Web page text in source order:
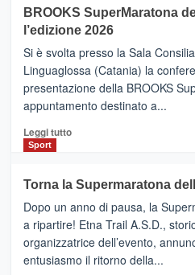
con
la
Al
via
i
collegamenti
BROOKS SuperMaratona
l’edizione 2026
Si è svolta presso la Sala
Linguaglossa (Catania) la
presentazione della BROOKS
appuntamento destinato a...
Leggi tuttoLeggi
BROOKS
SuperMaratona
dell’Etna,
presentata
l’edizione
2026
Sport
Torna la Supermaratona
Dopo un anno di pausa, la
a ripartire! Etna Trail A.S.D.,
organizzatrice dell’evento,
entusiasmo il ritorno della...